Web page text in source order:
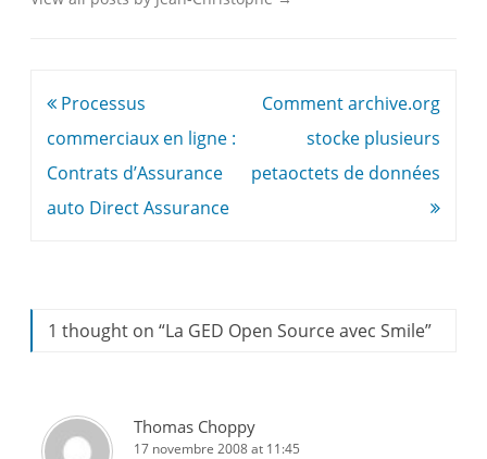
Navigation
de
l’article
Processus
commerciaux en ligne :
Contrats d’Assurance
auto Direct Assurance
Comment archive.org
stocke plusieurs
petaoctets de données
1 thought on “La GED Open Source avec Smile”
Thomas Choppy
17 novembre 2008 at 11:45